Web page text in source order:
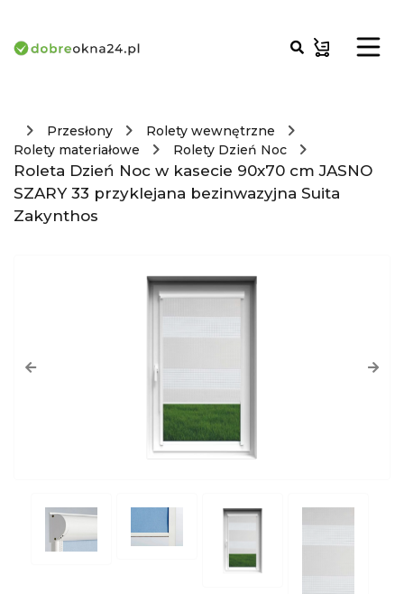
Przesłony
Rolety wewnętrzne
Rolety materiałowe
Rolety Dzień Noc
Roleta Dzień Noc w kasecie 90x70 cm JASNO
SZARY 33 przyklejana bezinwazyjna Suita
Zakynthos